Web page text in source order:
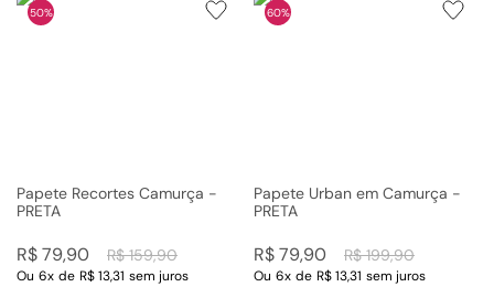
50%
Papete Recortes Camurça -
PRETA
R$ 159,90
R$79,90
Ou 6x de R$ 13,31 sem juros
60%
Papete Urban em Camurça -
PRETA
R$ 199,90
R$79,90
Ou 6x de R$ 13,31 sem juros